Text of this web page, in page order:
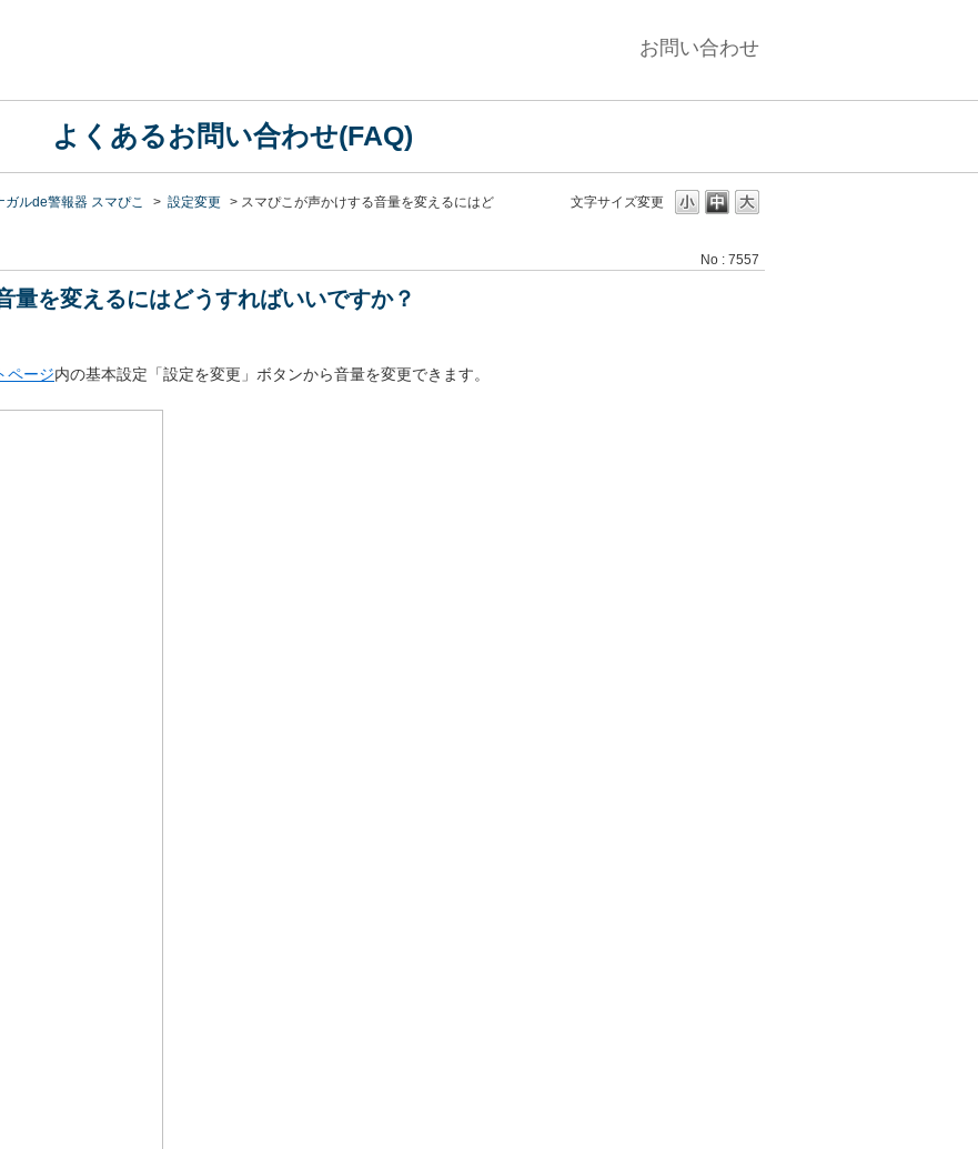
お問い合わせ
よくあるお問い合わせ(FAQ)
文字サイズ変更
ガルde警報器 スマぴこ > 設定変更 > スマぴこが声かけする音量を変えるにはど
No : 7557
量を変えるにはどうすればいいですか？
ページ内の基本設定「設定を変更」ボタンから音量を変更できます。